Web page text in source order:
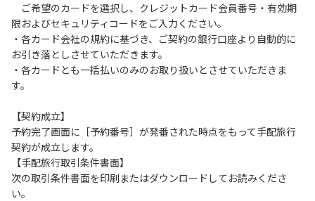
【注意事項】
当キャンプ場のそばを流れる歴舟川は、上流で雨が降ると短
時間で増水し、川原で遊んでいると大変危険な状態になりや
すく、過去にも増水により人が流される事故が数件起きてい
（１）川原にテントやタープを張らない。
（２）雨が降ったときは川原で遊ばない。
（３）カムイコタン公園キャンプ場で雨が降らなくても、上
流で雨が降り急に増水することがあるので、水の濁りに注意
し、濁り始めたときには直ちに川原での遊びを中止する。
（４）キャンプ場の管理者や地元住民から川についての注意
ご希望のカードを選択し、クレジットカード会員番号・有効期
限およびセキュリティコードをご入力ください。
・各カード会社の規約に基づき、ご契約の銀行口座より自動的に
お引き落としさせていただきます。
・各カードとも一括払いのみのお取り扱いとさせていただきま
す。
【契約成立】
予約完了画面に［予約番号］が発番された時点をもって手配旅行
契約が成立します。
【手配旅行取引条件書面】
次の取引条件書面を印刷またはダウンロードしてお読みくださ
い。